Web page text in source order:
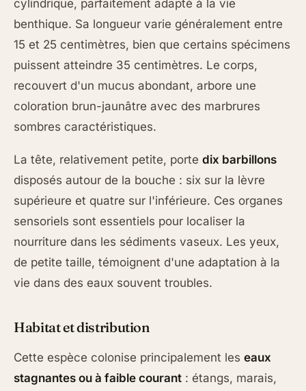
cylindrique, parfaitement adapté à la vie
benthique. Sa longueur varie généralement entre
15 et 25 centimètres, bien que certains spécimens
puissent atteindre 35 centimètres. Le corps,
recouvert d'un mucus abondant, arbore une
coloration brun-jaunâtre avec des marbrures
sombres caractéristiques.
La tête, relativement petite, porte dix barbillons
disposés autour de la bouche : six sur la lèvre
supérieure et quatre sur l'inférieure. Ces organes
sensoriels sont essentiels pour localiser la
nourriture dans les sédiments vaseux. Les yeux,
de petite taille, témoignent d'une adaptation à la
vie dans des eaux souvent troubles.
Habitat et distribution
Cette espèce colonise principalement les eaux
stagnantes ou à faible courant : étangs, marais,